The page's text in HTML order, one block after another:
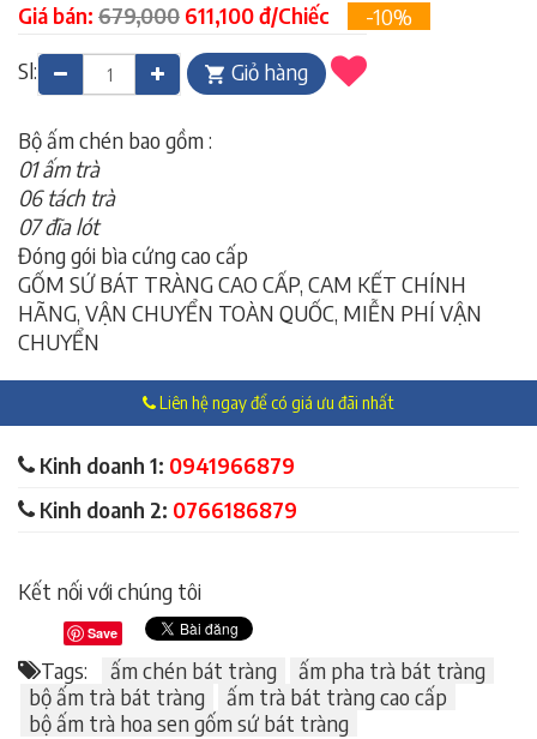
Giá bán: 679,000 611,100 đ/Chiếc
-10%
Sl:
Giỏ hàng
Bộ ấm chén bao gồm :
01 ấm trà
06 tách trà
07 đĩa lót
Đóng gói bìa cứng cao cấp
GỐM SỨ BÁT TRÀNG CAO CẤP, CAM KẾT CHÍNH
HÃNG, VẬN CHUYỂN TOÀN QUỐC, MIỄN PHÍ VẬN
CHUYỂN
Liên hệ ngay để có giá ưu đãi nhất
Kinh doanh 1: 0941966879
Kinh doanh 2: 0766186879
Kết nối với chúng tôi
Save
Tags: ấm chén bát tràng
ấm pha trà bát tràng
bộ ấm trà bát tràng
ấm trà bát tràng cao cấp
bộ ấm trà hoa sen gốm sứ bát tràng